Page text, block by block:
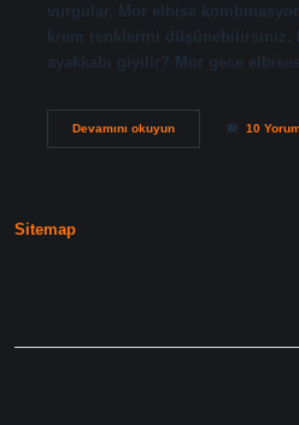
vurgular. Mor elbise
krem ​​renklerini düşünebilirsiniz.
ayakkabı giyilir? Mor gece
Devamını okuyunMor
10
Sitemap